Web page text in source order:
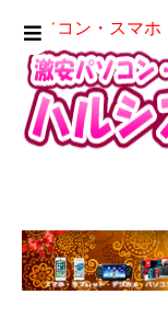
パソコン・スマ